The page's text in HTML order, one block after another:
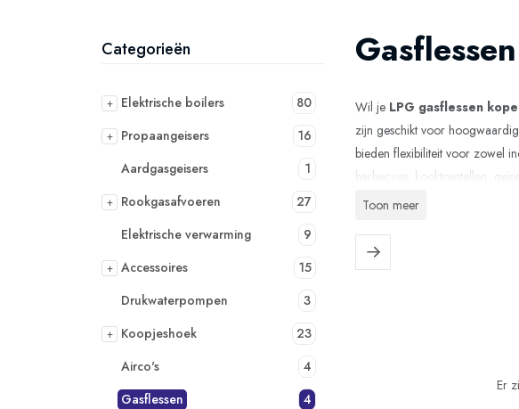
Categorieën
+ Elektrische boilers 80
+ Propaangeisers
16
Aardgasgeisers
1
+ Rookgasafvoeren
27
Elektrische verwarming
9
+ Accessoires
15
Drukwaterpompen
3
+ Koopjeshoek
23
Airco's
4
Gasflessen
4
Gasflessen
Wil je LPG gasflessen
zijn geschikt voor
bieden flexibiliteit voor zowel
barbecues, kooktoestellen,
apparaat. De gasflessen
producten die voldoen aan de
prijzen.
Toon meer
Er